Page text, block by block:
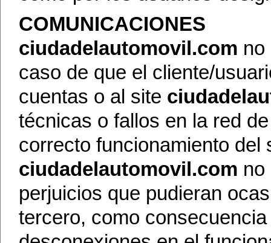
COMUNICACIONES
ciudadelautomovil.com no
caso de que el cliente/
cuentas o al site
técnicas o fallos en la red
correcto funcionamiento del
ciudadelautomovil.com no
perjuicios que pudieran
tercero, como